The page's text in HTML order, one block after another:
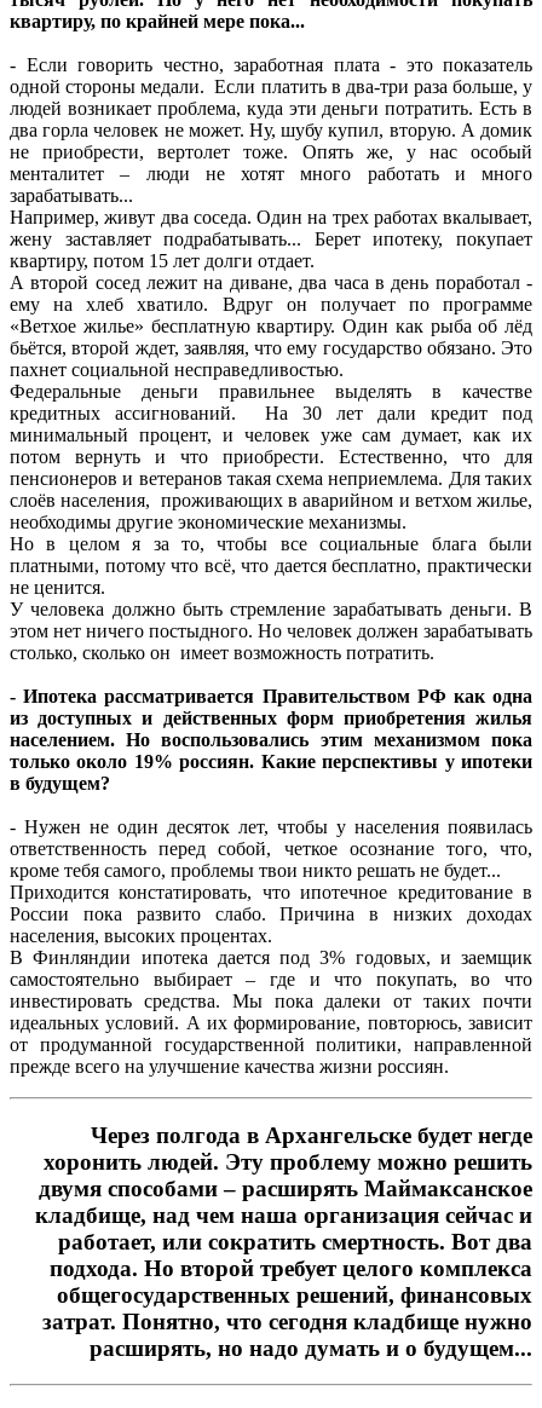
квартиру, по крайней мере пока...
- Если говорить честно, заработная плата - это показатель
одной стороны медали. Если платить в два-три раза больше, у
людей возникает проблема, куда эти деньги потратить. Есть в
два горла человек не может. Ну, шубу купил, вторую. А домик
не приобрести, вертолет тоже. Опять же, у нас особый
менталитет – люди не хотят много работать и много
зарабатывать...
Например, живут два соседа. Один на трех работах вкалывает,
жену заставляет подрабатывать... Берет ипотеку, покупает
квартиру, потом 15 лет долги отдает.
А второй сосед лежит на диване, два часа в день поработал -
ему на хлеб хватило. Вдруг он получает по программе
«Ветхое жилье» бесплатную квартиру. Один как рыба об лёд
бьётся, второй ждет, заявляя, что ему государство обязано. Это
пахнет социальной несправедливостью.
Федеральные деньги правильнее выделять в качестве
кредитных ассигнований. На 30 лет дали кредит под
минимальный процент, и человек уже сам думает, как их
потом вернуть и что приобрести. Естественно, что для
пенсионеров и ветеранов такая схема неприемлема. Для таких
слоёв населения, проживающих в аварийном и ветхом жилье,
необходимы другие экономические механизмы.
Но в целом я за то, чтобы все социальные блага были
платными, потому что всё, что дается бесплатно, практически
не ценится.
У человека должно быть стремление зарабатывать деньги. В
этом нет ничего постыдного. Но человек должен зарабатывать
столько, сколько он имеет возможность потратить.
- Ипотека рассматривается Правительством РФ как одна
из доступных и действенных форм приобретения жилья
населением. Но воспользовались этим механизмом пока
только около 19% россиян. Какие перспективы у ипотеки
в будущем?
- Нужен не один десяток лет, чтобы у населения появилась
ответственность перед собой, четкое осознание того, что,
кроме тебя самого, проблемы твои никто решать не будет...
Приходится констатировать, что ипотечное кредитование в
России пока развито слабо. Причина в низких доходах
населения, высоких процентах.
В Финляндии ипотека дается под 3% годовых, и заемщик
самостоятельно выбирает – где и что покупать, во что
инвестировать средства. Мы пока далеки от таких почти
идеальных условий. А их формирование, повторюсь, зависит
от продуманной государственной политики, направленной
прежде всего на улучшение качества жизни россиян.
Через полгода в Архангельске будет негде
хоронить людей. Эту проблему можно решить
двумя способами – расширять Маймаксанское
кладбище, над чем наша организация сейчас и
работает, или сократить смертность. Вот два
подхода. Но второй требует целого комплекса
общегосударственных решений, финансовых
затрат. Понятно, что сегодня кладбище нужно
расширять, но надо думать и о будущем...